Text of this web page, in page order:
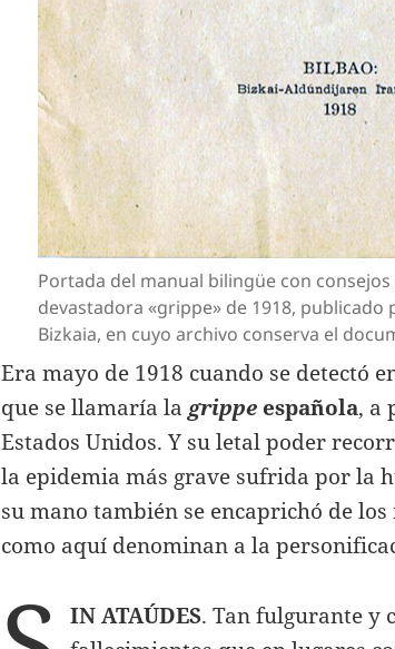
Portada del manual bilingüe con
devastadora «grippe» de 1918, publicado
Bizkaia, en cuyo archivo conserva el
Era mayo de 1918 cuando se detectó
que se llamaría la grippe española, a
Estados Unidos. Y su letal poder
la epidemia más grave sufrida por la
su mano también se encaprichó de
como aquí denominan a la
IN ATAÚDES. Tan fulgurante y